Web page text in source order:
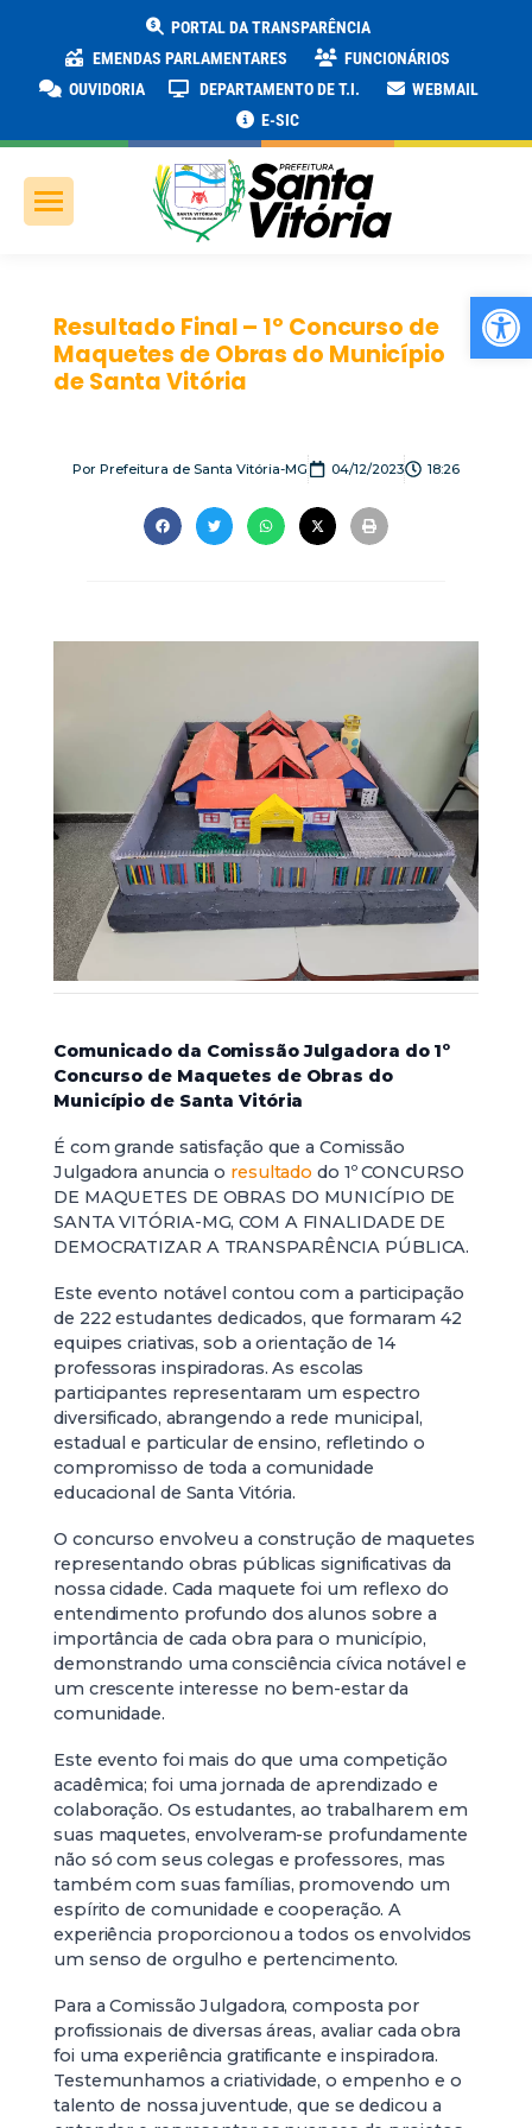
PORTAL DA TRANSPARÊNCIA
EMENDAS PARLAMENTARES
FUNCIONÁRIOS
OUVIDORIA
DEPARTAMENTO DE T.I.
WEBMAIL
E-SIC
Resultado Final – 1º Concurso de
Maquetes de Obras do Município
de Santa Vitória
Por Prefeitura de Santa Vitória-MG 04/12/2023 18:26
Comunicado da Comissão Julgadora do 1º
Concurso de Maquetes de Obras do
Município de Santa Vitória
É com grande satisfação que a Comissão
Julgadora anuncia o resultado do 1º CONCURSO
DE MAQUETES DE OBRAS DO MUNICÍPIO DE
SANTA VITÓRIA-MG, COM A FINALIDADE DE
DEMOCRATIZAR A TRANSPARÊNCIA PÚBLICA.
Este evento notável contou com a participação
de 222 estudantes dedicados, que formaram 42
equipes criativas, sob a orientação de 14
professoras inspiradoras. As escolas
participantes representaram um espectro
diversificado, abrangendo a rede municipal,
estadual e particular de ensino, refletindo o
compromisso de toda a comunidade
educacional de Santa Vitória.
O concurso envolveu a construção de maquetes
representando obras públicas significativas da
nossa cidade. Cada maquete foi um reflexo do
entendimento profundo dos alunos sobre a
importância de cada obra para o município,
demonstrando uma consciência cívica notável e
um crescente interesse no bem-estar da
comunidade.
Este evento foi mais do que uma competição
acadêmica; foi uma jornada de aprendizado e
colaboração. Os estudantes, ao trabalharem em
suas maquetes, envolveram-se profundamente
não só com seus colegas e professores, mas
também com suas famílias, promovendo um
espírito de comunidade e cooperação. A
experiência proporcionou a todos os envolvidos
um senso de orgulho e pertencimento.
Para a Comissão Julgadora, composta por
profissionais de diversas áreas, avaliar cada obra
foi uma experiência gratificante e inspiradora.
Testemunhamos a criatividade, o empenho e o
talento de nossa juventude, que se dedicou a